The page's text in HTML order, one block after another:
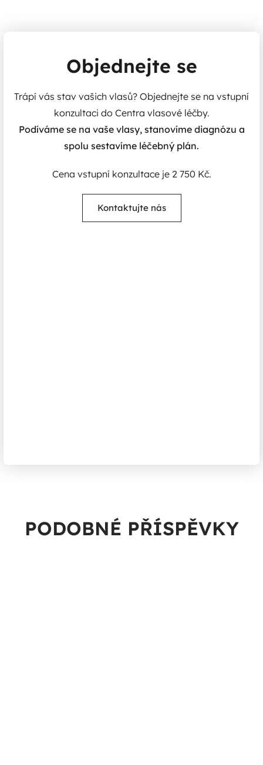
Objednejte se
Trápí vás stav vašich vlasů? Objednejte se na vstupní
konzultaci do Centra vlasové léčby.
Podíváme se na vaše vlasy, stanovíme diagnózu a
spolu sestavíme léčebný plán.
Cena vstupní konzultace je 2 750 Kč.
Kontaktujte nás
PODOBNÉ PŘÍSPĚVKY